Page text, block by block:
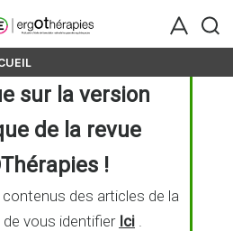
sur la version
de la revue
!
des articles de la
de vous identifier Ici.